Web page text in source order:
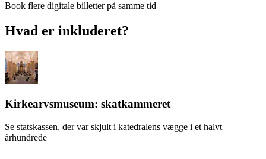
Book flere digitale billetter på samme tid
Hvad er inkluderet?
Kirkearvsmuseum: skatkammeret
Se statskassen, der var skjult i katedralens vægge i et halvt
århundrede